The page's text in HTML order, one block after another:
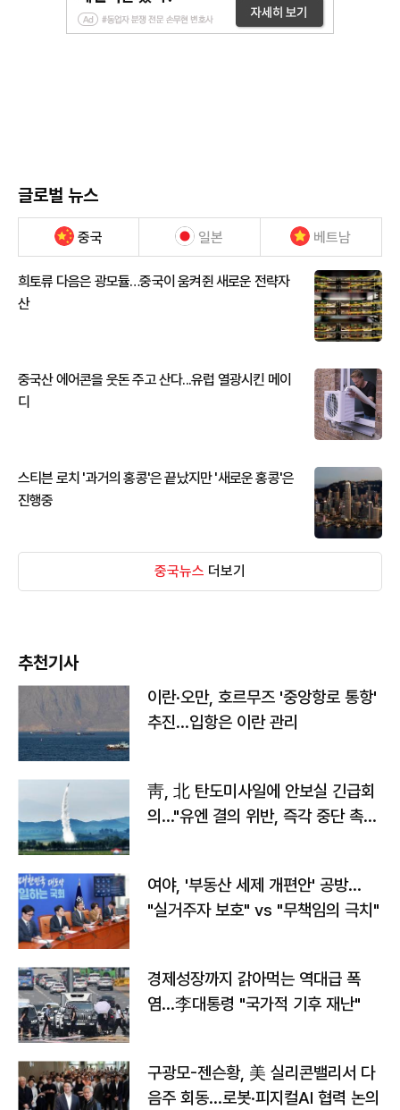
글로벌 뉴스
중국 일본 베트남
희토류 다음은 광모듈…중국이 움켜쥔 새로운 전략자
산
중국산 에어콘을 웃돈 주고 산다...유럽 열광시킨 메이
디
스티븐 로치 '과거의 홍콩'은 끝났지만 '새로운 홍콩'은
진행중
중국뉴스 더보기
추천기사
이란·오만, 호르무즈 '중앙항로 통항'
추진…입항은 이란 관리
靑, 北 탄도미사일에 안보실 긴급회
의…"유엔 결의 위반, 즉각 중단 촉
여야, '부동산 세제 개편안' 공방…
"실거주자 보호" vs "무책임의 극치"
경제성장까지 갉아먹는 역대급 폭
염…李대통령 "국가적 기후 재난"
구광모-젠슨황, 美 실리콘밸리서 다
음주 회동…로봇·피지컬AI 협력 논의